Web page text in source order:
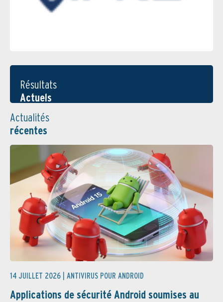
Résultats
Actuels
Actualités
récentes
14 JUILLET 2026 | ANTIVIRUS POUR ANDROID
Applications de sécurité Android soumises au